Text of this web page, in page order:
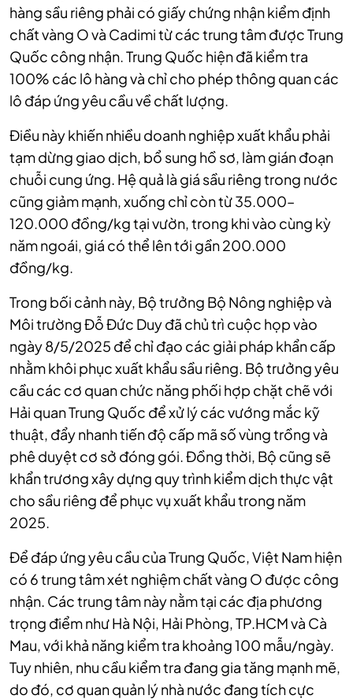
hàng sầu riêng phải có giấy chứng nhận kiểm định
chất vàng O và Cadimi từ các trung tâm được Trung
Quốc công nhận. Trung Quốc hiện đã kiểm tra
100% các lô hàng và chỉ cho phép thông quan các
lô đáp ứng yêu cầu về chất lượng.
Điều này khiến nhiều doanh nghiệp xuất khẩu phải
tạm dừng giao dịch, bổ sung hồ sơ, làm gián đoạn
chuỗi cung ứng. Hệ quả là giá sầu riêng trong nước
cũng giảm mạnh, xuống chỉ còn từ 35.000–
120.000 đồng/kg tại vườn, trong khi vào cùng kỳ
năm ngoái, giá có thể lên tới gần 200.000
đồng/kg.
Trong bối cảnh này, Bộ trưởng Bộ Nông nghiệp và
Môi trường Đỗ Đức Duy đã chủ trì cuộc họp vào
ngày 8/5/2025 để chỉ đạo các giải pháp khẩn cấp
nhằm khôi phục xuất khẩu sầu riêng. Bộ trưởng yêu
cầu các cơ quan chức năng phối hợp chặt chẽ với
Hải quan Trung Quốc để xử lý các vướng mắc kỹ
thuật, đẩy nhanh tiến độ cấp mã số vùng trồng và
phê duyệt cơ sở đóng gói. Đồng thời, Bộ cũng sẽ
khẩn trương xây dựng quy trình kiểm dịch thực vật
cho sầu riêng để phục vụ xuất khẩu trong năm
2025.
Để đáp ứng yêu cầu của Trung Quốc, Việt Nam hiện
có 6 trung tâm xét nghiệm chất vàng O được công
nhận. Các trung tâm này nằm tại các địa phương
trọng điểm như Hà Nội, Hải Phòng, TP.HCM và Cà
Mau, với khả năng kiểm tra khoảng 100 mẫu/ngày.
Tuy nhiên, nhu cầu kiểm tra đang gia tăng mạnh mẽ,
do đó, cơ quan quản lý nhà nước đang tích cực